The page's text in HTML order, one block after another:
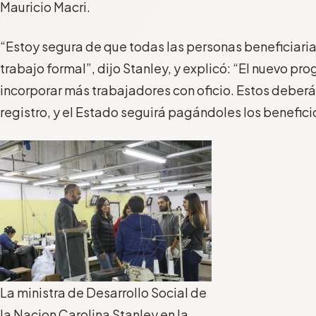
Mauricio Macri.
“Estoy segura de que todas las personas
trabajo formal”, dijo Stanley, y explicó: “El nuevo
incorporar más trabajadores con oficio. Estos
registro, y el Estado seguirá pagándoles los
La ministra de Desarrollo Social de